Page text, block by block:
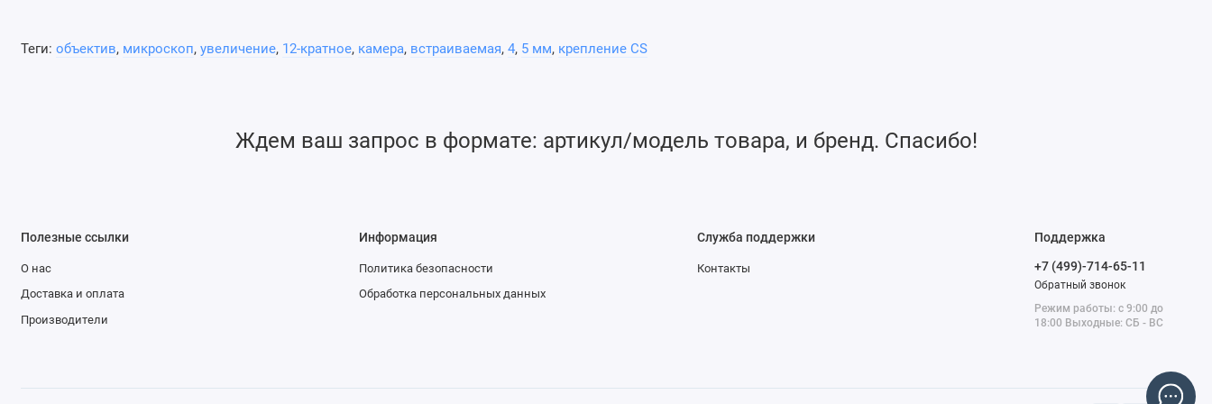
Теги: объектив, микроскоп, увеличение, 12-кратное, камера, встраиваемая, 4, 5 мм, крепление CS
Ждем ваш запрос в формате: артикул/модель товара, и бренд. Спасибо!
Полезные ссылки
О нас
Доставка и оплата
Производители
Информация
Политика безопасности
Обработка персональных данных
Служба поддержки
Контакты
Поддержка
+7 (499)-714-65-11
Обратный звонок
Режим работы: с 9:00 до
18:00 Выходные: СБ - ВС